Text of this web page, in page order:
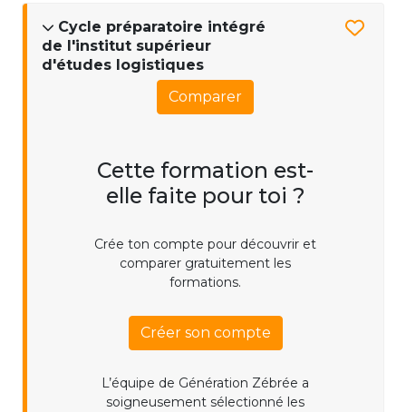
Cycle préparatoire intégré
de l'institut supérieur
d'études logistiques
Comparer
Cette formation est-
elle faite pour toi ?
Crée ton compte pour découvrir et
comparer gratuitement les
formations.
Créer son compte
L’équipe de Génération Zébrée a
soigneusement sélectionné les